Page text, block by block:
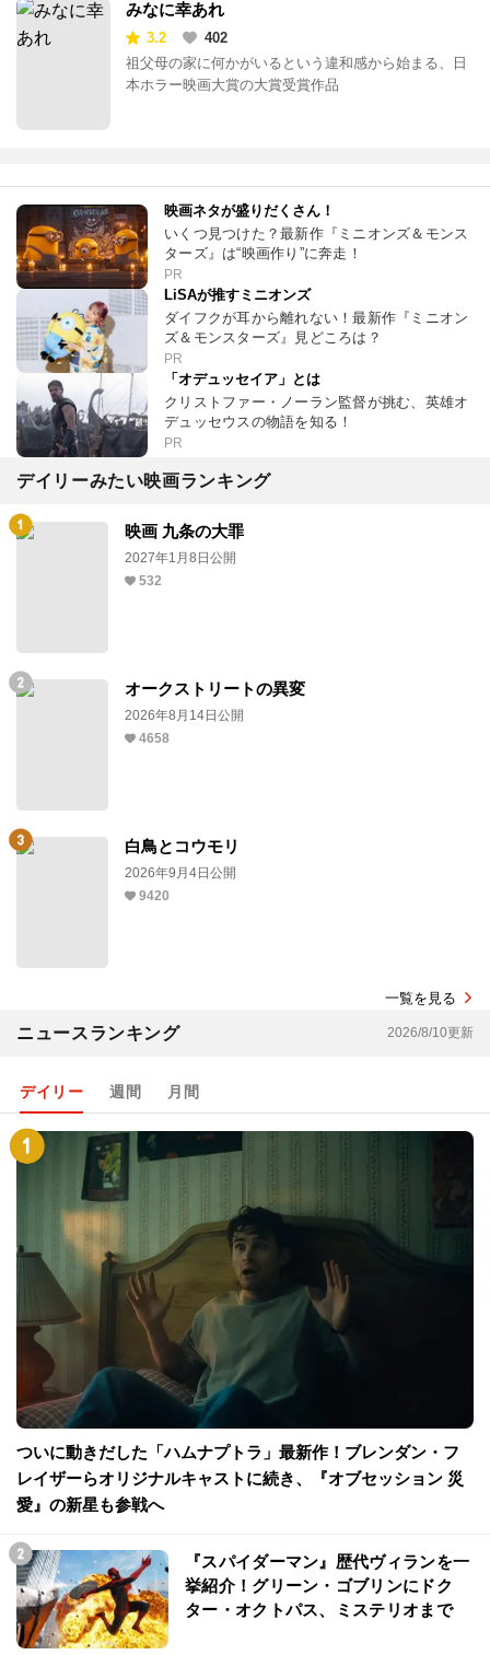
みなに幸あれ
3.2
402
祖父母の家に何かがいるという違和感から始まる、日
本ホラー映画大賞の大賞受賞作品
映画ネタが盛りだくさん！
いくつ見つけた？最新作『ミニオンズ＆モンス
ターズ』は“映画作り”に奔走！
PR
LiSAが推すミニオンズ
ダイフクが耳から離れない！最新作『ミニオン
ズ＆モンスターズ』見どころは？
PR
「オデュッセイア」とは
クリストファー・ノーラン監督が挑む、英雄オ
デュッセウスの物語を知る！
PR
デイリーみたい映画ランキング
映画 九条の大罪
2027年1月8日公開
532
オークストリートの異変
2026年8月14日公開
4658
白鳥とコウモリ
2026年9月4日公開
9420
一覧を見る
ニュースランキング 2026/8/10更新
デイリー 週間 月間
ついに動きだした「ハムナプトラ」最新作！ブレンダン・フ
レイザーらオリジナルキャストに続き、『オブセッション 災
愛』の新星も参戦へ
『スパイダーマン』歴代ヴィランを一
挙紹介！グリーン・ゴブリンにドク
ター・オクトパス、ミステリオまで